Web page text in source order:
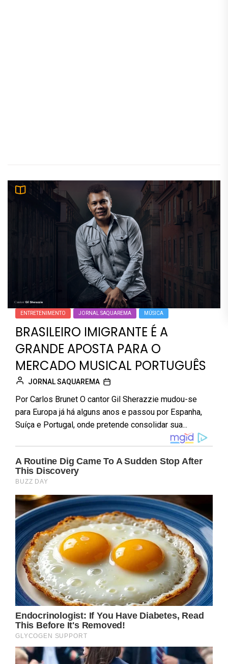
ENTRETENIMENTO JORNAL SAQUAREMA MÚSICA
BRASILEIRO IMIGRANTE É A
GRANDE APOSTA PARA O
MERCADO MUSICAL PORTUGUÊS
JORNAL SAQUAREMA
Por Carlos Brunet O cantor Gil Sherazzie mudou-se
para Europa já há alguns anos e passou por Espanha,
Suíça e Portugal, onde pretende consolidar sua...